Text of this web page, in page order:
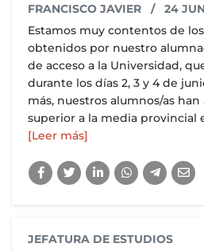
FRANCISCO JAVIER / 24
Estamos muy contentos de
obtenidos por nuestro
de acceso a la Universidad,
durante los días 2, 3 y 4 de
más, nuestros alumnos/as
superior a la media provincial
[Leer más]
JEFATURA DE ESTUDIOS